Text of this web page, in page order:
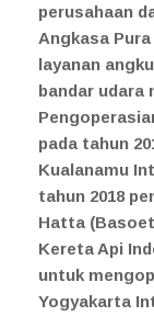
perusahaan
Angkasa
layanan
bandar udara
pada tahun
Kualanamu
tahun 2018
Hatta
Kereta Api
untuk
Yogyakarta